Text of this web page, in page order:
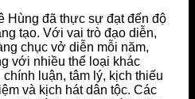
Hùng đã thực sự đạt đến độ
tạo. Với vai trò đạo diễn,
chục vở diễn mỗi năm,
với nhiều thể loại khác
luận, tâm lý, kịch thiếu
và kịch hát dân tộc. Các